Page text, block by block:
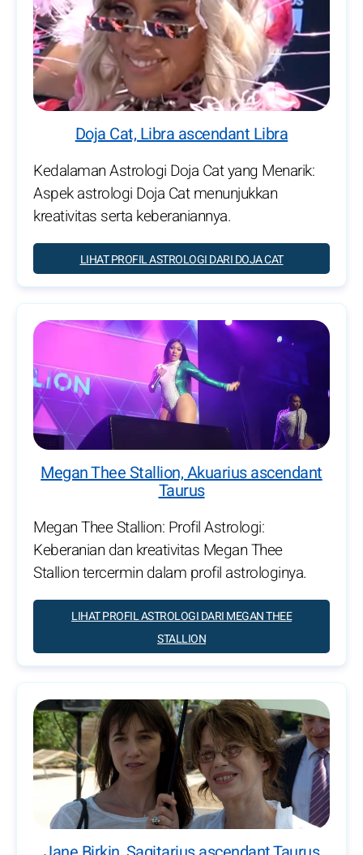
Doja Cat, Libra ascendant Libra
Kedalaman Astrologi Doja Cat yang Menarik:
Aspek astrologi Doja Cat menunjukkan
kreativitas serta keberaniannya.
LIHAT PROFIL ASTROLOGI DARI DOJA CAT
Megan Thee Stallion, Akuarius ascendant
Taurus
Megan Thee Stallion: Profil Astrologi:
Keberanian dan kreativitas Megan Thee
Stallion tercermin dalam profil astrologinya.
LIHAT PROFIL ASTROLOGI DARI MEGAN THEE
STALLION